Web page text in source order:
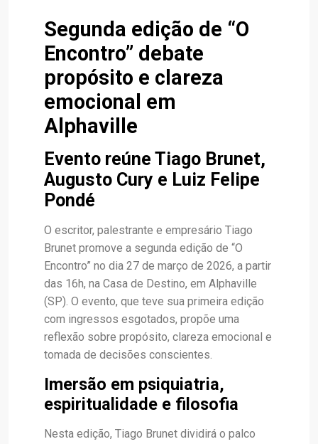
Segunda edição de “O
Encontro” debate
propósito e clareza
emocional em
Alphaville
Evento reúne Tiago Brunet,
Augusto Cury e Luiz Felipe
Pondé
O escritor, palestrante e empresário Tiago
Brunet promove a segunda edição de “O
Encontro” no dia 27 de março de 2026, a partir
das 16h, na Casa de Destino, em Alphaville
(SP). O evento, que teve sua primeira edição
com ingressos esgotados, propõe uma
reflexão sobre propósito, clareza emocional e
tomada de decisões conscientes.
Imersão em psiquiatria,
espiritualidade e filosofia
Nesta edição, Tiago Brunet dividirá o palco